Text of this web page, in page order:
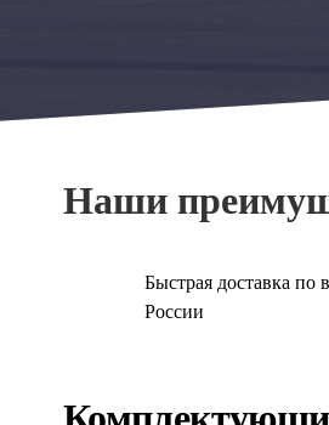
Наши
Быстрая доставка по
России